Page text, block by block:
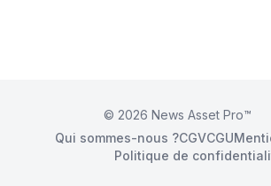
© 2026 News Asset Pro™
Qui sommes-nous ?CGVCGU
Politique de